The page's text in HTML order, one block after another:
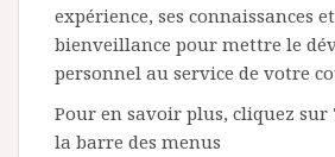
expérience, ses connaissances
bienveillance pour mettre le
personnel au service de votre
Pour en savoir plus, cliquez sur
la barre des menus